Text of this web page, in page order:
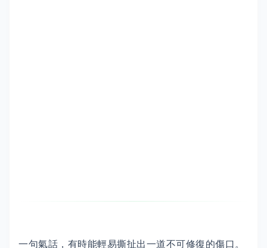
一句氣話，有時能輕易撕扯出一道不可修復的傷口。